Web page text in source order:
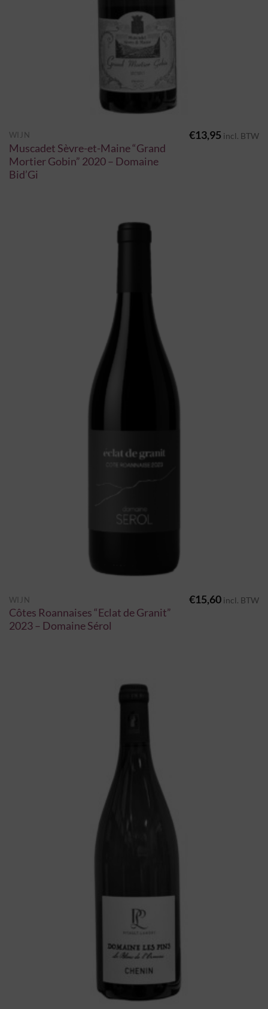
WIJN
Muscadet Sèvre-et-Maine “Grand
Mortier Gobin” 2020 – Domaine
Bid’Gi
€13,95 incl. BTW
WIJN
Côtes Roannaises “Eclat de Granit”
2023 – Domaine Sérol
€15,60 incl. BTW